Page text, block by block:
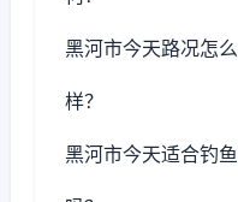
黑河市今天路况怎么
样？
黑河市今天适合钓鱼